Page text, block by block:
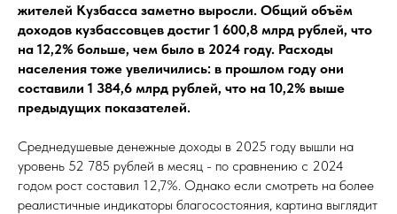
жителей Кузбасса заметно выросли. Общий объём
доходов кузбассовцев достиг 1 600,8 млрд рублей, что
на 12,2% больше, чем было в 2024 году. Расходы
населения тоже увеличились: в прошлом году они
составили 1 384,6 млрд рублей, что на 10,2% выше
предыдущих показателей.
Среднедушевые денежные доходы в 2025 году вышли на
уровень 52 785 рублей в месяц - по сравнению с 2024
годом рост составил 12,7%. Однако если смотреть на более
реалистичные индикаторы благосостояния, картина выглядит